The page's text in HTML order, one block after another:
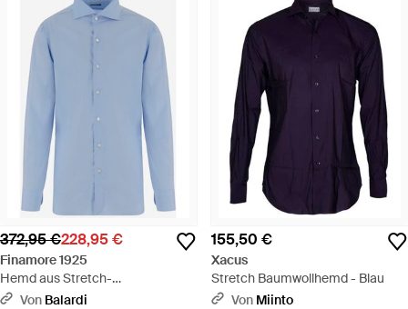
372,95 €228,95 €
Finamore 1925
Hemd aus Stretch-
Baumwollmischung - Blau
Von Balardi
155,50 €
Xacus
Stretch Baumwollhemd - Blau
Von Miinto